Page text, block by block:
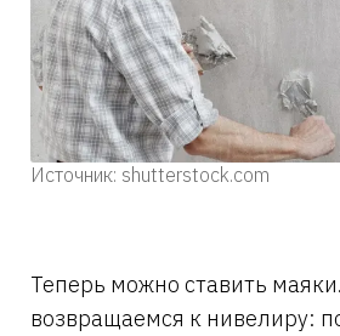
Теперь можно ставить
возвращаемся к нивелиру:
Источник: shutterstock.com